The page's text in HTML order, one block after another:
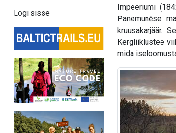
Logi sisse
Impeeriumi
Panemunėse
kruusakarjäär.
Kergliiklustee
mida